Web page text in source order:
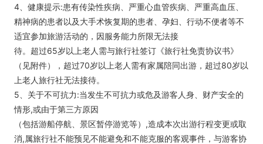
4、健康提示:患有传染性疾病、严重心血管疾病、严重高血压、
精神病的患者以及大手术恢复期的患者、孕妇、行动不便者等不
适宜参加旅游活动的，因服务能力所限无法接
待。超过65岁以上老人需与旅行社签订《旅行社免责协议书》
（见附件），超过70岁以上老人需有家属陪同出游，超过80岁以
上老人旅行社无法接待。
5、关于不可抗力:当发生不可抗力或危及游客人身、财产安全的
情形,或由于第三方原因
（包括游船停航、景区暂停游览等）,造成本次出游行程变更或取
消,属旅行社不能预见不能避免和不能克服的客观事件，与游客协